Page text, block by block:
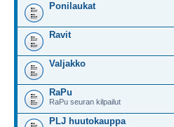
Ponilaukat
Ravit
Valjakko
RaPu
RaPu seuran kilpailut
PLJ huutokauppa